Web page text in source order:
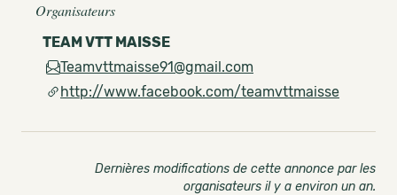
Organisateurs
TEAM VTT MAISSE
Teamvttmaisse91@gmail.com
http://www.facebook.com/teamvttmaisse
Dernières modifications de cette annonce par les
organisateurs il y a environ un an.